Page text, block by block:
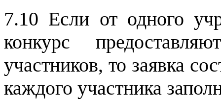
7.10 Если от одного
конкурс
участников, то заявка
каждого участника